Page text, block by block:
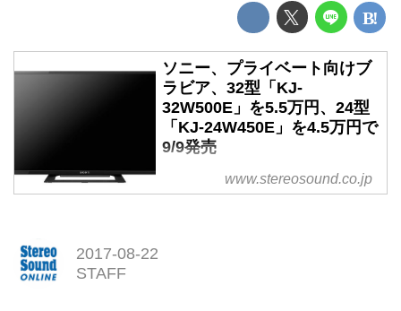
ソニー、プライベート向けブ
ラビア、32型「KJ-
32W500E」を5.5万円、24型
「KJ-24W450E」を4.5万円で
9/9発売
ソニー、プライベート向けブラビ
ア、32型「KJ-32W500E」を5.5
www.stereosound.co.jp
2017-08-22
STAFF